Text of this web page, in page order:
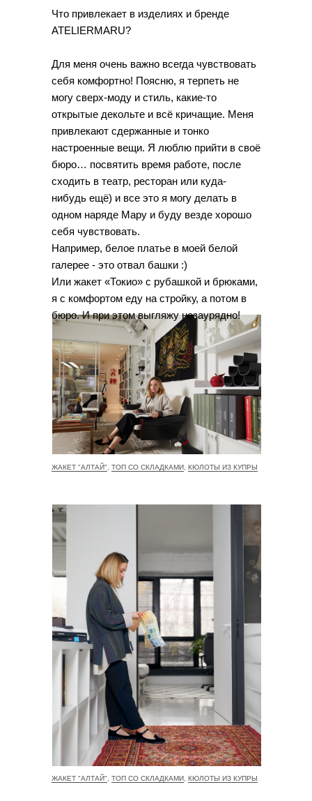
ЖАКЕТ "АЛТАЙ" ТОП СО СКЛАДКАМИ КЮЛОТЫ ИЗ КУПРЫ
Что привлекает в изделиях и бренде
ATELIERMARU?
Для меня очень важно всегда чувствовать
себя комфортно! Поясню, я терпеть не
могу сверх-моду и стиль, какие-то
открытые декольте и всё кричащие. Меня
привлекают сдержанные и тонко
настроенные вещи. Я люблю прийти в своё
бюро… посвятить время работе, после
сходить в театр, ресторан или куда-
нибудь ещё) и все это я могу делать в
одном наряде Мару и буду везде хорошо
себя чувствовать.
Например, белое платье в моей белой
галерее - это отвал башки :)
Или жакет «Токио» с рубашкой и брюками,
я с комфортом еду на стройку, а потом в
бюро. И при этом выгляжу незаурядно!
ЖАКЕТ "АЛТАЙ" ТОП СО СКЛАДКАМИ КЮЛОТЫ ИЗ КУПРЫ